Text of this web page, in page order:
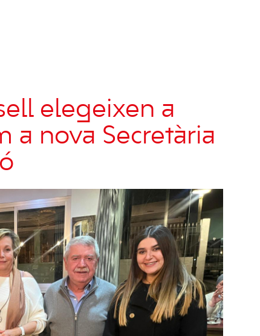
elegeixen a
a nova Secretària